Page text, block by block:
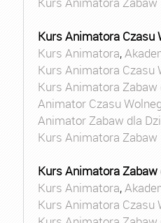
Kurs Animatora Czasu
Kurs Animatora,
Kurs Animatora Czasu
Kurs Animatora Zabaw
Animator Czasu
Animator Zabaw dla
Kurs Animatora Zabaw
Kurs Animatora Zabaw
Kurs Animatora,
Kurs Animatora Czasu